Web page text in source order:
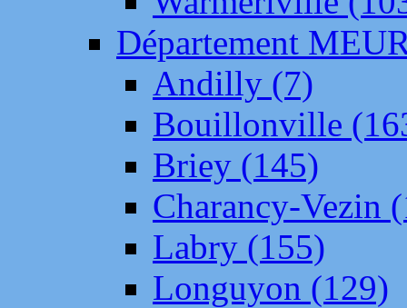
Département
Andilly (7)
Bouillonville
Briey (145)
Charancy-Vezin
Labry (155)
Longuyon (129)